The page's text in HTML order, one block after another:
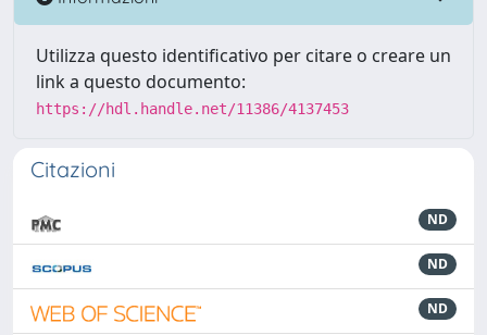
Utilizza questo identificativo per citare o creare un
link a questo documento:
https://hdl.handle.net/11386/4137453
Citazioni
ND
ND
ND